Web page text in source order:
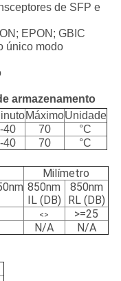
de SFP e
EPON; GBIC
único modo
armazenamento
MáximoUnidade
-40 70
°C
-40 70
°C
Milímetro
850nm
IL (DB)
850nm
RL (DB)
<>
>=25
N/A N/A